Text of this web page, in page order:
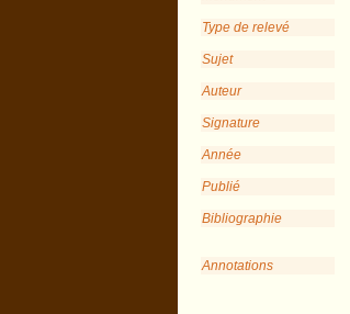
Type de relevé
Sujet
Auteur
Signature
Année
Publié
Bibliographie
Annotations